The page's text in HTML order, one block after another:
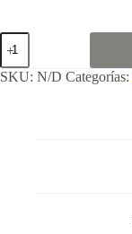
GG
ESSENTIAL
LINE
ADVANCED
SKU: N/D Categorías: